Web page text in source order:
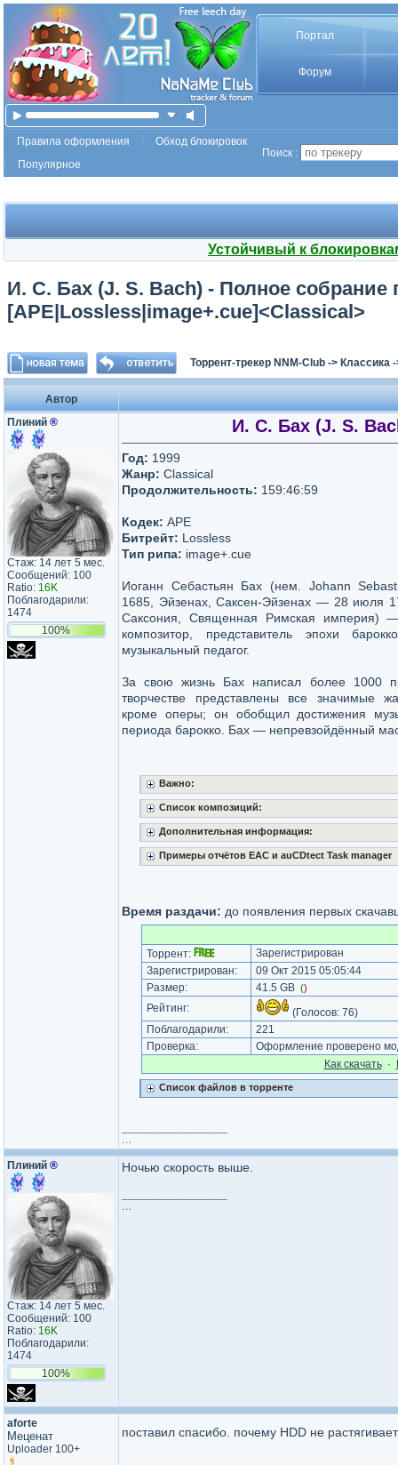
Портал
Форум
Правила оформления
Обход блокировок
Популярное
Поиск :
Устойчивый к
И. С. Бах (J. S. Bach) - Полное собрание
[APE|Lossless|image+.cue]<Classical>
Торрент-трекер NNM-Club -> Классика
Автор
Плиний ®
Стаж: 14 лет 5 мес.
Сообщений: 100
Ratio: 16K
Поблагодарили:
1474
100%
И. С. Бах (J. S.
Год: 1999
Жанр: Classical
Продолжительность: 159:46:59
Кодек: APE
Битрейт: Lossless
Тип рипа: image+.cue
Иоганн Себастьян Бах (нем. Johann
1685, Эйзенах, Саксен-Эйзенах — 28 июля
Саксония, Священная Римская империя)
композитор, представитель эпохи
музыкальный педагог.
За свою жизнь Бах написал более 1000
творчестве представлены все значимые
кроме оперы; он обобщил достижения
периода барокко. Бах — непревзойдённый
Важно:
Список композиций:
Дополнительная информация:
Примеры отчётов ЕАС и auCDtect Task manager
Время раздачи: до появления первых
Торрент:
Зарегистрирован
Зарегистрирован:
09 Окт 2015 05:05:44
Размер:
41.5 GB ()
Рейтинг: (Голосов: 76)
Поблагодарили:
221
Проверка:
Оформление проверено
Как cкачать·
Список файлов в торренте
…
Плиний ®
Стаж: 14 лет 5 мес.
Сообщений: 100
Ratio: 16K
Поблагодарили:
1474
100%
Ночью скорость выше.
…
aforte
Меценат
Uploader 100+
поставил спасибо. почему HDD не